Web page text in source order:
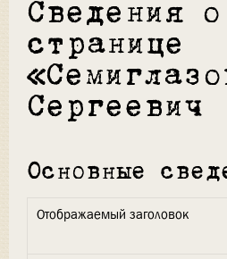
Сведения о
странице
Сергеевич
Основные
Отображаемый заголовок